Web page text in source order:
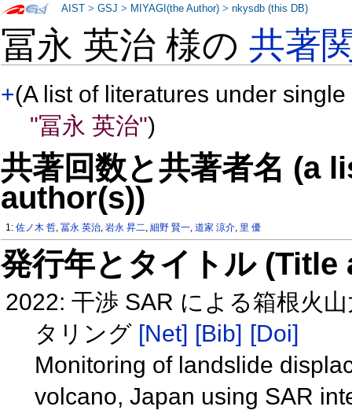
冨永 英治 様の共著
+(A list of literatures under
"冨永 英治")
共著回数と共著者名 (a
author(s))
1:佐ノ木 哲,冨永 英治,岩永 昇二,細野 賢一,道家 涼介, 里 優
発行年とタイトル
2022: 干渉 SAR による箱根火
タリング [Net] [Bib] [Doi]
Monitoring of landslide
volcano, Japan using SAR
AIST >GSJ > MIYAGI(the Author) >nkysdb (this DB)